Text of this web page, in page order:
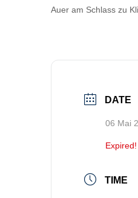
Auer am Schlass zu
DATE
06 Mai
Expired!
TIME